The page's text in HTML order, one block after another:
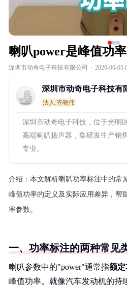
喇叭power是峰值功
深圳市动奇电子科技有限公司 · 2026-06-05
深圳市动奇电子科技有
法人:齐晓伟
深圳市动奇电子科技，位于光明
高端喇叭扬声器，集研发生产销
专业。
介绍： 本文解析喇叭功率标注中的常
峰值功率的定义及实际应用差异，帮
率参数。
一、功率标注的两种常见
喇叭参数中的"power"通常指额
峰值功率。就像汽车发动机的持